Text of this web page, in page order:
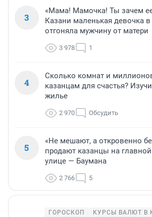
3
«Мама! Мамочка! Ты зачем
Казани маленькая девочка в
отгоняла мужчину от матери
3 978 1
4
Сколько комнат и
казанцам для счастья?
жилье
2 970 Обсудить
5
«Не мешают, а откровенно
продают казанцы на
улице — Баумана
2 766 5
ГОРОСКОП
КУРСЫ ВАЛЮТ В